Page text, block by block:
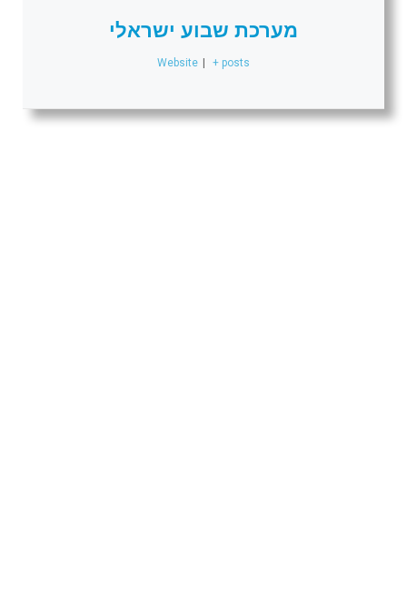
מערכת שבוע ישראלי
Website + posts